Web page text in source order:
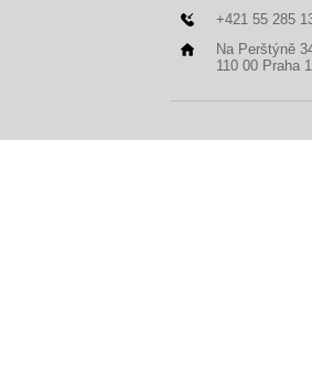
+421 55 285
Na Perštýně
110 00 Praha 1